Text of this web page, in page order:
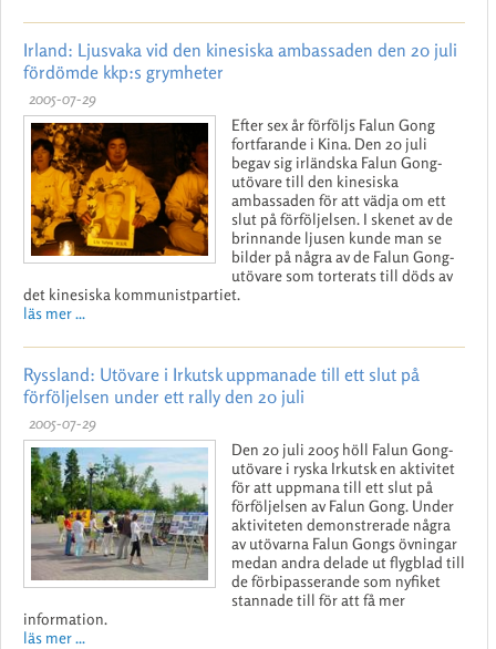
Irland: Ljusvaka vid den kinesiska ambassaden den 20 juli
fördömde kkp:s grymheter
2005-07-29
Efter sex år förföljs Falun Gong
fortfarande i Kina. Den 20 juli
begav sig irländska Falun Gong-
utövare till den kinesiska
ambassaden för att vädja om ett
slut på förföljelsen. I skenet av de
brinnande ljusen kunde man se
bilder på några av de Falun Gong-
utövare som torterats till döds av
det kinesiska kommunistpartiet.
läs mer ...
Ryssland: Utövare i Irkutsk uppmanade till ett slut på
förföljelsen under ett rally den 20 juli
2005-07-29
Den 20 juli 2005 höll Falun Gong-
utövare i ryska Irkutsk en aktivitet
för att uppmana till ett slut på
förföljelsen av Falun Gong. Under
aktiviteten demonstrerade några
av utövarna Falun Gongs övningar
medan andra delade ut flygblad till
de förbipasserande som nyfiket
stannade till för att få mer
information.
läs mer ...